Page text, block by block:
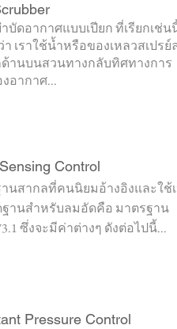
บัดอากาศแบบเปียก ที่เรียกเช่น
า เราใช้น้ำหรือของเหลวสเปรย์
านบนสวนทางกลับทิศทางการ
อากาศ...
Control
นสากลที่คนนิยมอ้างอิงและใช้
านสำหรับลมอัดคือ มาตรฐาน
ซึ่งจะมีค่าต่างๆ ดังต่อไปนี้...
Pressure Control